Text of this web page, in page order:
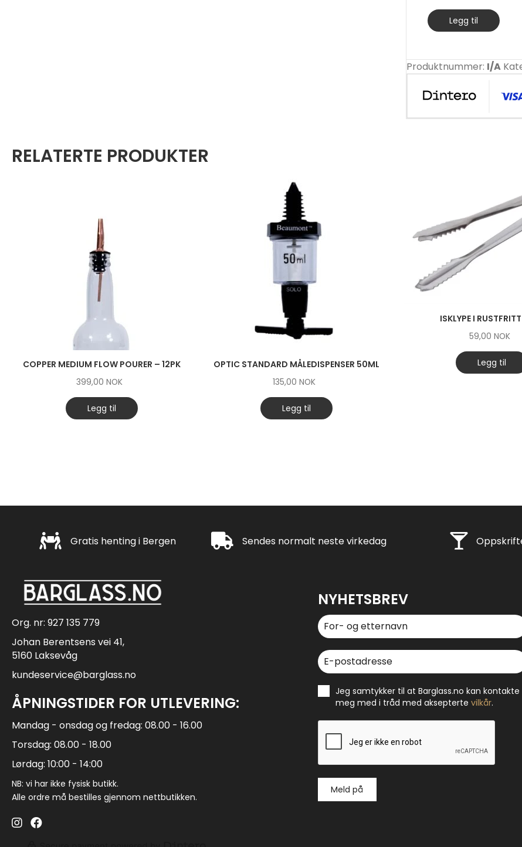
Legg til
Produktnummer: I/A
RELATERTE PRODUKTER
COPPER MEDIUM FLOW POURER – 12PK
399,00NOK
Legg til
OPTIC STANDARD MÅLEDISPENSER 50ML
135,00NOK
Legg til
ISKLYPE I
59,00 NOK
Legg til
Gratis henting i Bergen
Gratis henting i Bergen Rask leveringSendes normalt neste virkedag Rask levering
Org. nr: 927 135 779
Johan Berentsens vei 41,
5160 Laksevåg
kundeservice@barglass.no
ÅPNINGSTIDER FOR UTLEVERING:
Mandag - onsdag og fredag: 08.00 - 16.00
Torsdag: 08.00 - 18.00
Lørdag: 10:00 - 14:00
NB: vi har ikke fysisk butikk.
Alle ordre må bestilles gjennom nettbutikken.
Barglass.no instagram
Barglass facebook
NYHETSBREV
Jeg samtykker til at Barglass.no kan kontakte
meg med i tråd med aksepterte vilkår.
Meld på